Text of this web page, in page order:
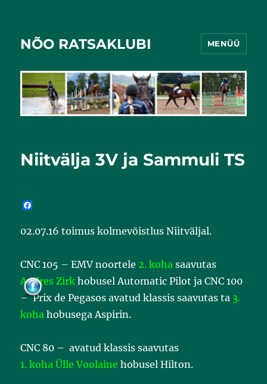
NÕO RATSAKLUBI MENÜÜ
Niitvälja 3V ja Sammuli TS
e
o
k
02.07.16 toimus kolmevõistlus Niitväljal.
CNC 105 – EMV noortele 2. koha saavutas
Andres Zirk hobusel Automatic Pilot ja CNC 100
– Prix de Pegasos avatud klassis saavutas ta 3.
koha hobusega Aspirin.
CNC 80 – avatud klassis saavutas
1. koha Ülle Voolaine hobusel Hilton.